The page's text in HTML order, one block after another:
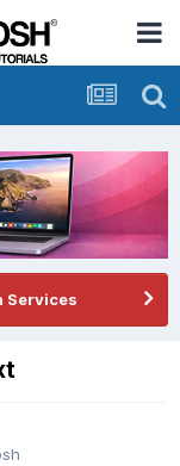
Services